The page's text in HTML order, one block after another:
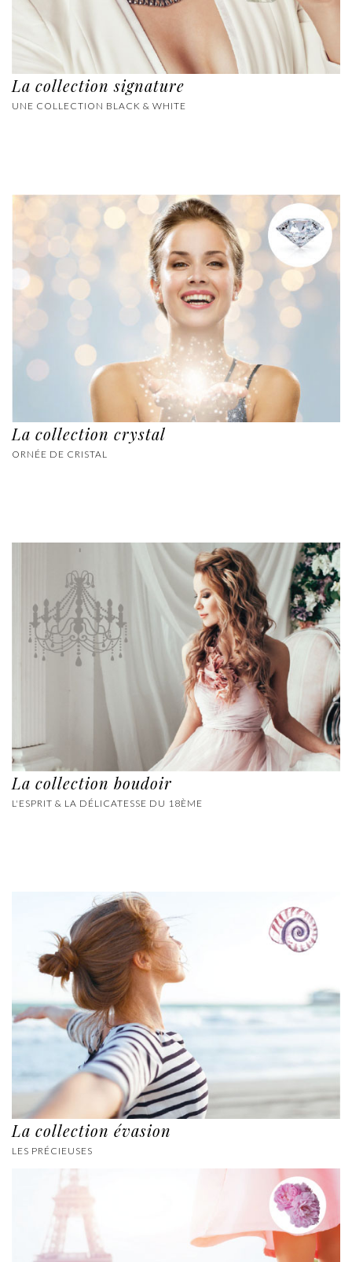
La collection signature
UNE COLLECTION BLACK & WHITE
La collection crystal
ORNÉE DE CRISTAL
La collection boudoir
L'ESPRIT & LA DÉLICATESSE DU 18ÈME
La collection évasion
LES PRÉCIEUSES